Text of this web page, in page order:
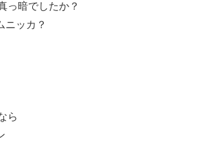
っ暗でしたか？
ニッカ？
ら